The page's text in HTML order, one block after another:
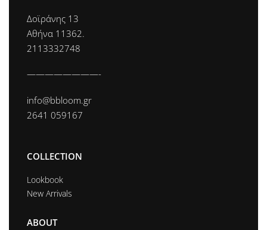
Δοϊράνης 13
Αθήνα 11362.
2113332748
————————-
info@bbloom.gr
2641 059167
COLLECTION
Lookbook
New Arrivals
ABOUT